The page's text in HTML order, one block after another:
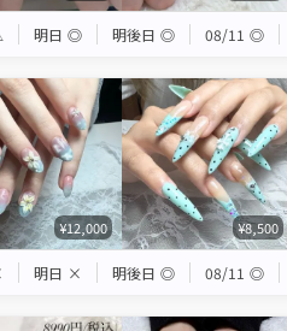
明日 ◎ 明後日 ◎ 08/11 ◎
¥12,000 ¥8,500
明日 × 明後日 ◎ 08/11 ◎